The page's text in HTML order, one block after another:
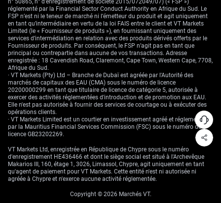
Portefeuilles centralisés vs décentralisés : choisir la
bonne architecture
Avant de choisir un portefeuille, il faut comprendre deux structures de
base, qui déterminent le niveau de contrôle, de sécurité et de simplicité.
Portefeuilles centralisés
Un portefeuille centralisé est géré par un tiers (courtier, plateforme
d’échange, institution financière) qui conserve vos fonds pour vous. Ce
tiers gère les clés privées (codes secrets qui prouvent la propriété des
cryptos), la sécurité, et peut proposer une récupération de compte en cas
de perte d’accès.
Atouts pour les traders :
Dépôts et retraits plus rapides grâce à l’intégration avec la
plateforme
Récupération de compte possible si les identifiants sont
n° 50865, n° d’enregistrement de société 2015/072049/07) (« FSP »)
réglementé par la Financial Sector Conduct Authority en Afrique du Sud. Le
FSP n’est ni le teneur de marché ni l’émetteur du produit et agit uniquement
en tant qu’intermédiaire en vertu de la loi FAIS entre le client et VT Markets
Limited (le « Fournisseur de produits »), en fournissant uniquement des
services d’intermédiation en relation avec des produits dérivés offerts par le
Fournisseur de produits. Par conséquent, le FSP n’agit pas en tant que
principal ou contrepartie dans aucune de vos transactions. Adresse
enregistrée : 18 Cavendish Road, Claremont, Cape Town, Western Cape, 7708,
Afrique du Sud.
· VT Markets (Pty) Ltd – Branche de Dubaï est agréée par l'Autorité des
marchés de capitaux des EAU (CMA) sous le numéro de licence
20200000299 en tant que titulaire de licence de catégorie 5, autorisée à
exercer des activités réglementées d'introduction et de promotion aux EAU.
Elle n'est pas autorisée à fournir des services de courtage ou à exécuter des
opérations clients.
· VT Markets Limited est un courtier en investissement agréé et réglementé
par la Mauritius Financial Services Commission (FSC) sous le numéro de
licence GB23202269.
VT Markets Ltd, enregistrée en République de Chypre sous le numéro
d'enregistrement HE436466 et dont le siège social est situé à l'Archevêque
Makarios III, 160, étage 1, 3026, Limassol, Chypre, agit uniquement en tant
qu'agent de paiement pour VT Markets. Cette entité n'est ni autorisée ni
agréée à Chypre et n'exerce aucune activité réglementée.
Copyright © 2026 Marchés VT.